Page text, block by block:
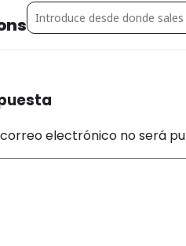
Address - Mikaella and the
electrónico no será